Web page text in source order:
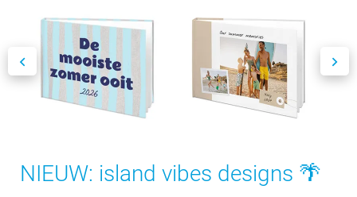
NIEUW: island vibes designs 🌴